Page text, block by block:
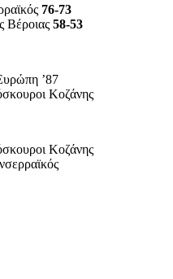
76-73
Βέροιας 58-53
’87
Κοζάνης
Κοζάνης